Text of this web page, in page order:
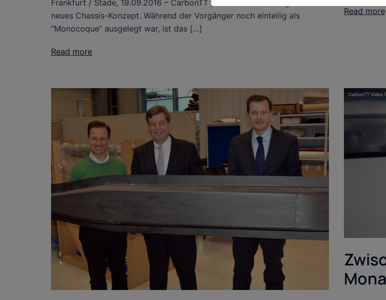
Frankfurt / Stade, 19.09.2016 – CarbonTT präsentiert erstmalig sein
neues Chassis-Konzept. Während der Vorgänger noch einteilig als
“Monocoque” ausgelegt war, ist das […]
Read more
Read more